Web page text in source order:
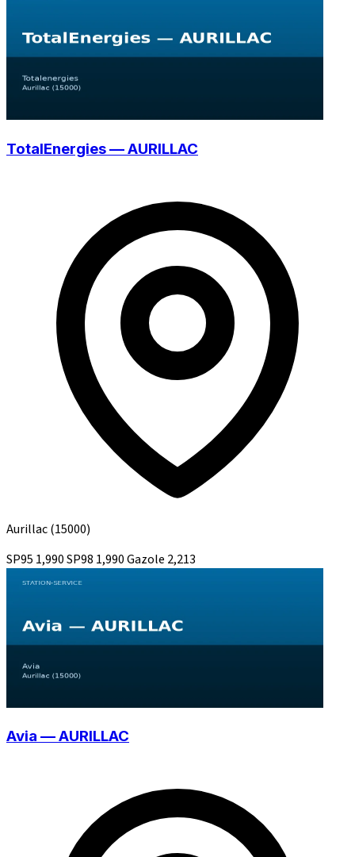
TotalEnergies — AURILLAC
Aurillac(15000)
SP95 1,990SP98 1,990Gazole 2,213
Avia — AURILLAC